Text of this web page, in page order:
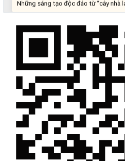
Chế biến sâu – Nâng cao giá trị nông
“Đi tắt, đón đầu” các công nghệ mới,
Quảng bá hình ảnh Đắk Lắk đến bạn
Mời tham gia Hội chợ triển lãm